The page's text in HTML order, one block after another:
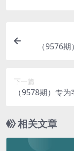
（9576
下一篇
（9578期）专
相关文章